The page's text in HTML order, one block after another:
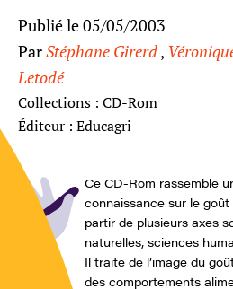
Publié le 05/05/2003
ParStéphane Girerd,
Letodé
Collections : CD-Rom
Éditeur : Educagri
Ce CD-Rom rassemble
connaissance sur le goût
partir de plusieurs axes
naturelles, sciences
Il traite de l’image du
des comportements